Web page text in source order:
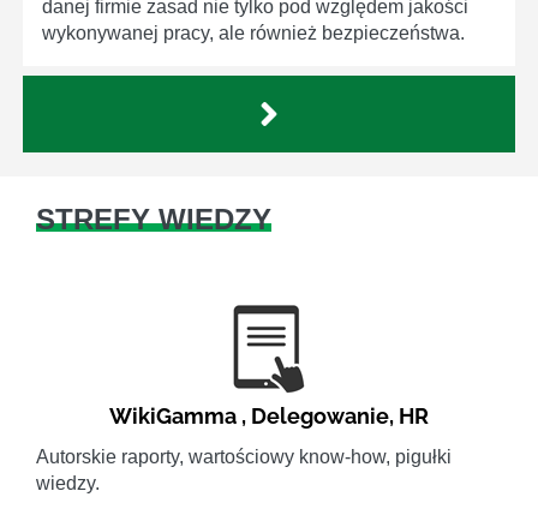
danej firmie zasad nie tylko pod względem jakości
wykonywanej pracy, ale również bezpieczeństwa.
STREFY WIEDZY
WikiGamma , Delegowanie, HR
Autorskie raporty, wartościowy know-how, pigułki
wiedzy.